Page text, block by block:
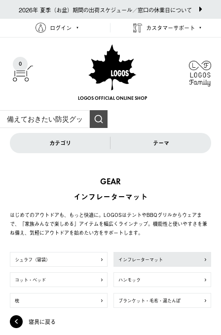
2026年 夏季（お盆）期間の出荷スケジュール／窓口の休業日について
ログイン カスタマーサポート
0
LOGOS OFFICIAL ONLINE SHOP
カテゴリ テーマ
GEAR
インフレーターマット
はじめてのアウトドアも、もっと快適に。LOGOSはテントやBBQグリルからウェアま
で、「家族みんなで楽しめる」アイテムを幅広くラインナップ。機能性と使いやすさを兼
ね備え、気軽にアウトドアを始めたい方をサポートします。
シュラフ（寝袋） インフレーターマット
コット・ベッド ハンモック
枕 ブランケット・毛布・湯たんぽ
寝具に戻る